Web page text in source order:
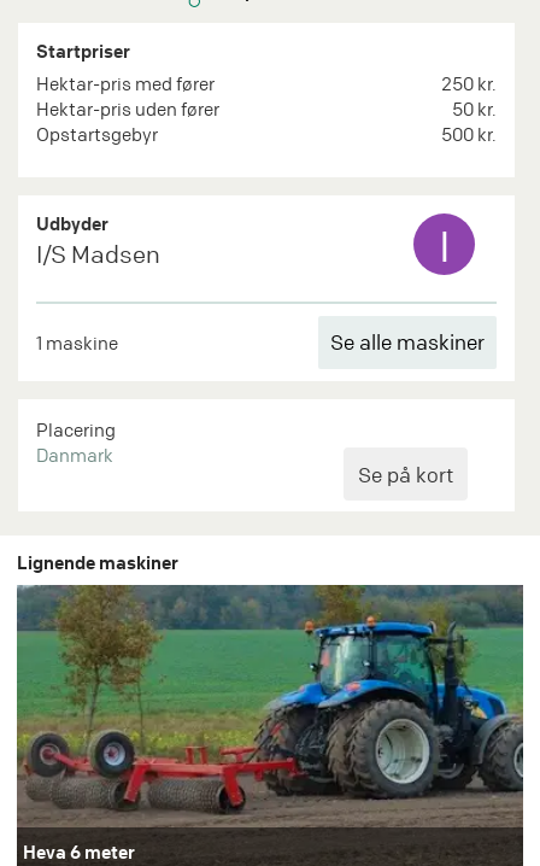
Startpriser
Hektar-pris med fører
250 kr.
Hektar-pris uden fører
50 kr.
Opstartsgebyr
500 kr.
Udbyder
I/S Madsen I
1 maskine Se alle maskiner
Placering
Danmark
Lignende maskiner
Heva 6 meter